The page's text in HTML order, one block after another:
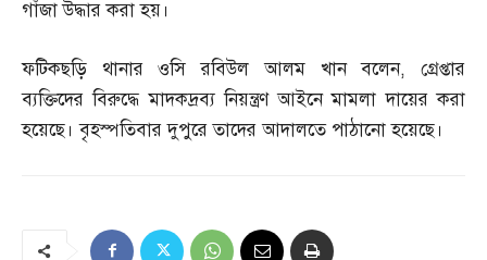
গাঁজা উদ্ধার করা হয়।
ফটিকছড়ি থানার ওসি রবিউল আলম খান বলেন,গ্রেপ্তার
ব্যক্তিদের বিরুদ্ধে মাদকদ্রব্য নিয়ন্ত্রণ আইনে মামলা দায়ের করা
হয়েছে। বৃহস্পতিবার দুপুরে তাদের আদালতে পাঠানো হয়েছে।